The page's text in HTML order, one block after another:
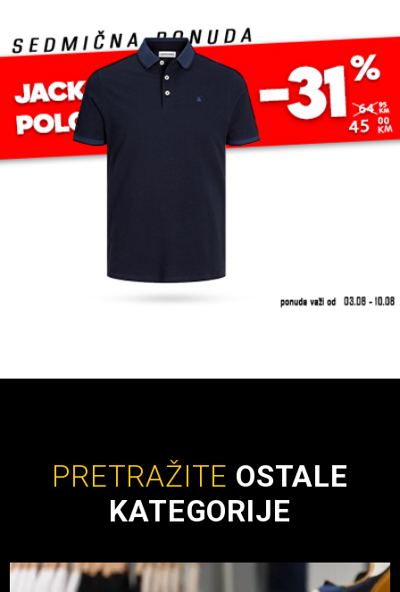
PRETRAŽITE OSTALE
KATEGORIJE